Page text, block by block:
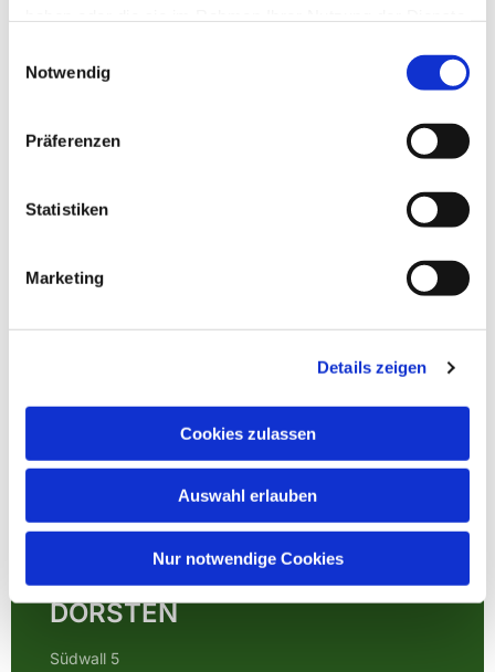
Notwendig
Präferenzen
Statistiken
Marketing
Details zeigen
Cookies zulassen
Auswahl erlauben
Nur notwendige Cookies
EVANGELISCHE
KIRCHENGEMEINDE
DORSTEN
Südwall 5